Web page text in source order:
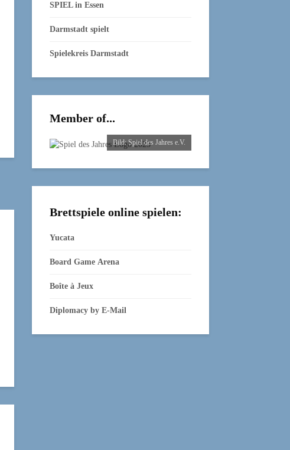
SPIEL in Essen
Darmstadt spielt
Spielekreis Darmstadt
Member of...
Bild: Spiel des Jahres e.V.
Brettspiele online spielen:
Yucata
Board Game Arena
Boîte à Jeux
Diplomacy by E‑Mail